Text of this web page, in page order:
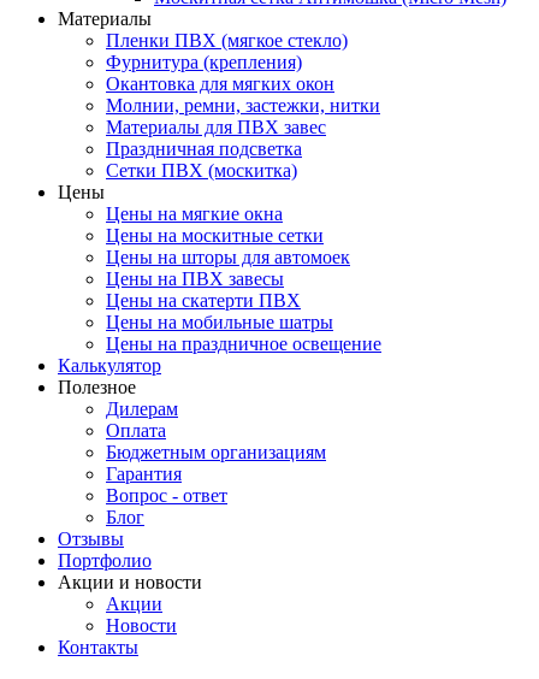
Материалы
Пленки ПВХ (мягкое стекло)
Фурнитура (крепления)
Окантовка для мягких окон
Молнии, ремни, застежки, нитки
Материалы для ПВХ завес
Праздничная подсветка
Сетки ПВХ (москитка)
Цены
Цены на мягкие окна
Цены на москитные сетки
Цены на шторы для автомоек
Цены на ПВХ завесы
Цены на скатерти ПВХ
Цены на мобильные шатры
Цены на праздничное освещение
Калькулятор
Полезное
Дилерам
Оплата
Бюджетным организациям
Гарантия
Вопрос - ответ
Блог
Отзывы
Портфолио
Акции и новости
Акции
Новости
Контакты